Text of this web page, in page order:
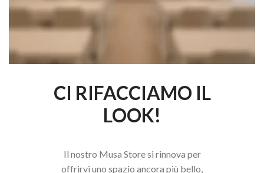
CI RIFACCIAMO IL
LOOK!
Il nostro Musa Store si rinnova per
offrirvi uno spazio ancora più bello,